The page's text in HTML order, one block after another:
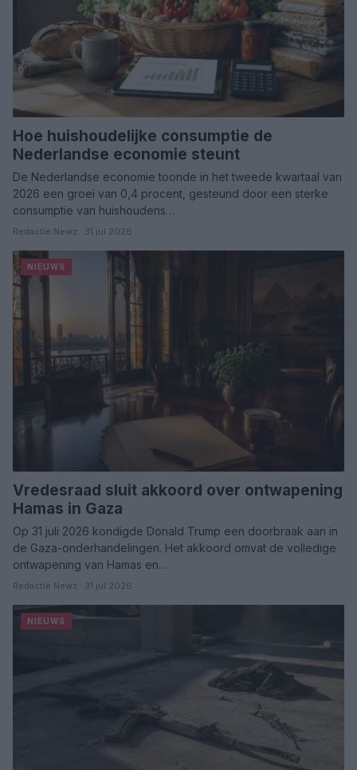
Hoe huishoudelijke consumptie de
Nederlandse economie steunt
De Nederlandse economie toonde in het tweede kwartaal van
2026 een groei van 0,4 procent, gesteund door een sterke
consumptie van huishoudens…
Redactie Newz · 31 jul 2026
NIEUWS
Vredesraad sluit akkoord over ontwapening
Hamas in Gaza
Op 31 juli 2026 kondigde Donald Trump een doorbraak aan in
de Gaza-onderhandelingen. Het akkoord omvat de volledige
ontwapening van Hamas en…
Redactie Newz · 31 jul 2026
NIEUWS